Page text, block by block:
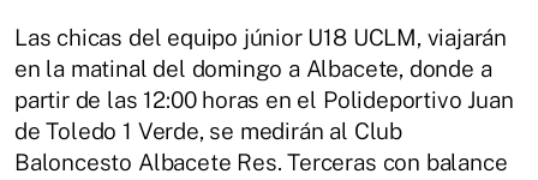
Las chicas del equipo júnior U18 UCLM, viajarán
en la matinal del domingo a Albacete, donde a
partir de las 12:00 horas en el Polideportivo Juan
de Toledo 1 Verde, se medirán al Club
Baloncesto Albacete Res. Terceras con balance